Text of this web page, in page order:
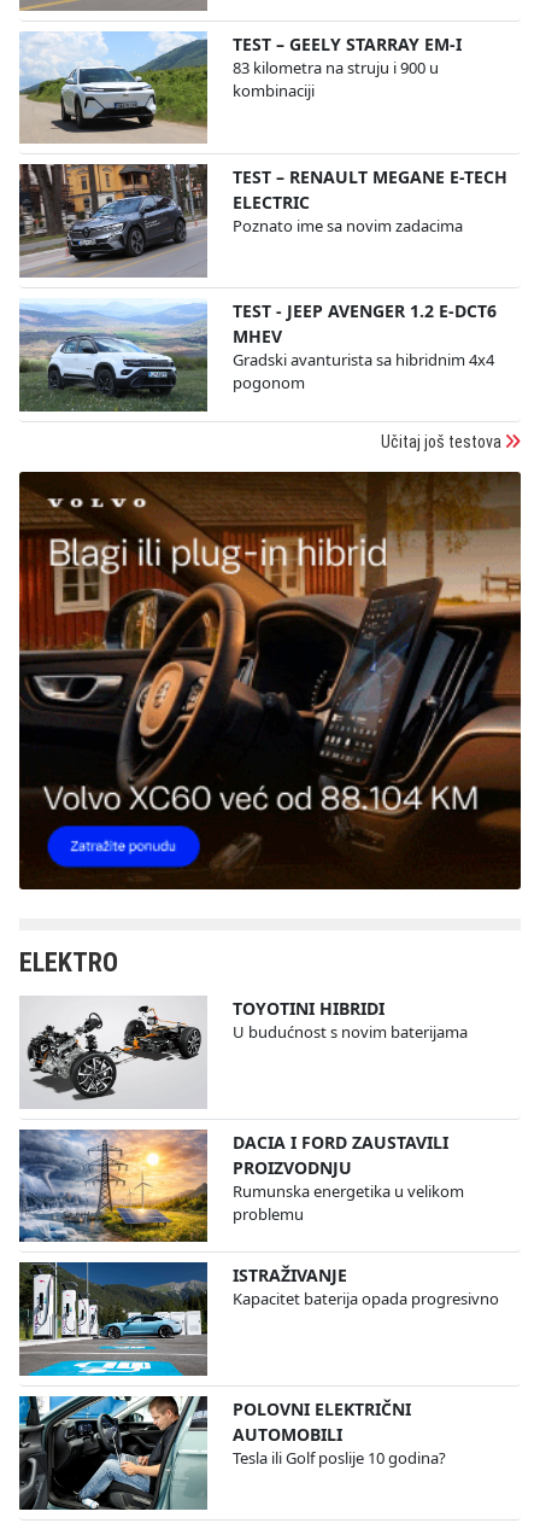
TEST – GEELY STARRAY EM-I
83 kilometra na struju i 900 u
kombinaciji
TEST – RENAULT MEGANE E-TECH
ELECTRIC
Poznato ime sa novim zadacima
TEST - JEEP AVENGER 1.2 E-DCT6
MHEV
Gradski avanturista sa hibridnim 4x4
pogonom
Učitaj još testova
ELEKTRO
TOYOTINI HIBRIDI
U budućnost s novim baterijama
DACIA I FORD ZAUSTAVILI
PROIZVODNJU
Rumunska energetika u velikom
problemu
ISTRAŽIVANJE
Kapacitet baterija opada progresivno
POLOVNI ELEKTRIČNI
AUTOMOBILI
Tesla ili Golf poslije 10 godina?